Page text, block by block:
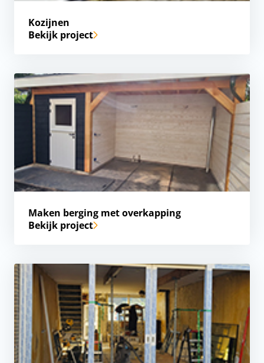
Kozijnen
Bekijk project
Maken berging met overkapping
Bekijk project